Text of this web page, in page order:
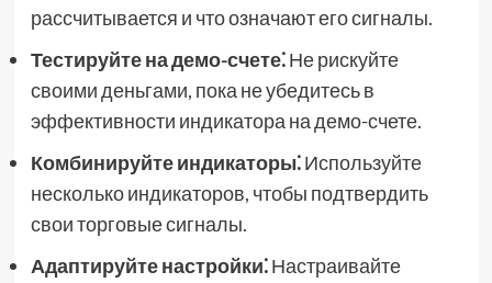
рассчитывается и что означают его сигналы.
Тестируйте на демо-счете⁚Не рискуйте
своими деньгами, пока не убедитесь в
эффективности индикатора на демо-счете.
Комбинируйте индикаторы⁚Используйте
несколько индикаторов, чтобы подтвердить
свои торговые сигналы.
Адаптируйте настройки⁚Настраивайте